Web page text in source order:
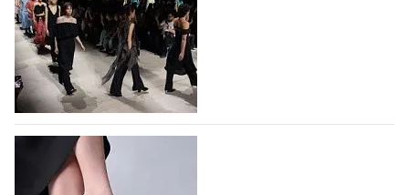
На участие в Московской неделе моды
подано 1047 заявок